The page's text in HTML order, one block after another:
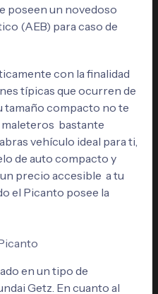
poseen un novedoso
(AEB) para caso de
con la finalidad
típicas que ocurren de
tamaño compacto no te
bastante
vehículo ideal para ti,
de auto compacto y
precio accesible a tu
el Picanto posee la
en un tipo de
Getz. En cuanto al